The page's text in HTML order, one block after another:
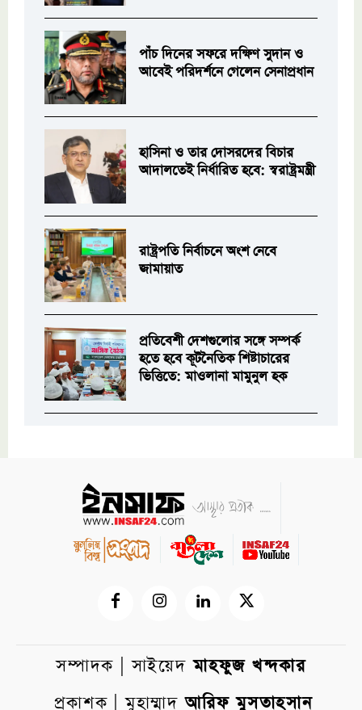
পাঁচ দিনের সফরে দক্ষিণ সুদান ও
আবেই পরিদর্শনে গেলেন সেনাপ্রধান
হাসিনা ও তার দোসরদের বিচার
আদালতেই নির্ধারিত হবে: স্বরাষ্ট্রমন্ত্রী
রাষ্ট্রপতি নির্বাচনে অংশ নেবে
জামায়াত
প্রতিবেশী দেশগুলোর সঙ্গে সম্পর্ক
হতে হবে কূটনৈতিক শিষ্টাচারের
ভিত্তিতে: মাওলানা মামুনুল হক
সম্পাদক | সাইয়েদমাহফুজ খন্দকার
প্রকাশক | মুহাম্মাদআরিফ মুসতাহসান